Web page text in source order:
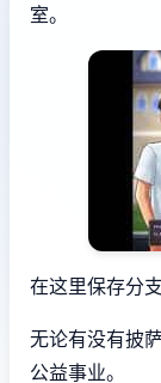
室。
在这里保存分支
无论有没有披
公益事业。